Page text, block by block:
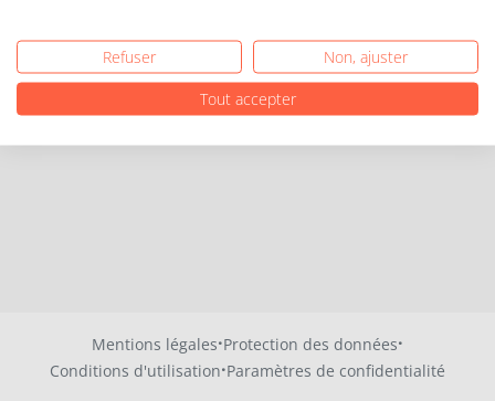
Mentions légales·Protection des données·
Conditions d'utilisation·Paramètres de confidentialité
Refuser
Non, ajuster
Tout accepter